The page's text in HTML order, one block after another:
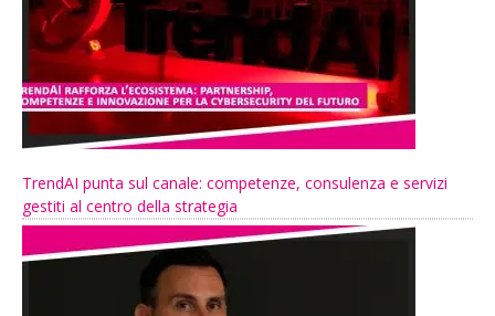
TrendAI punta sul canale: competenze, consulenza e servizi
gestiti al centro della strategia